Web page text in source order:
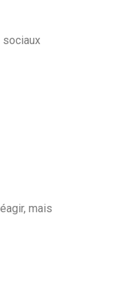
sociaux
mais